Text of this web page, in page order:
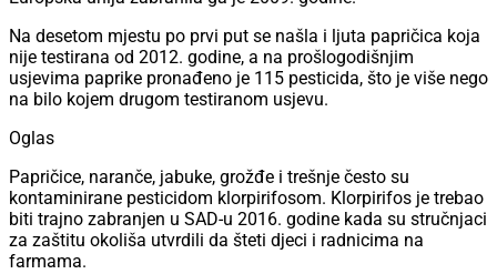
Na desetom mjestu po prvi put se našla i ljuta papričica koja
nije testirana od 2012. godine, a na prošlogodišnjim
usjevima paprike pronađeno je 115 pesticida, što je više nego
na bilo kojem drugom testiranom usjevu.
Oglas
Papričice, naranče, jabuke, grožđe i trešnje često su
kontaminirane pesticidom klorpirifosom. Klorpirifos je trebao
biti trajno zabranjen u SAD-u 2016. godine kada su stručnjaci
za zaštitu okoliša utvrdili da šteti djeci i radnicima na
farmama.